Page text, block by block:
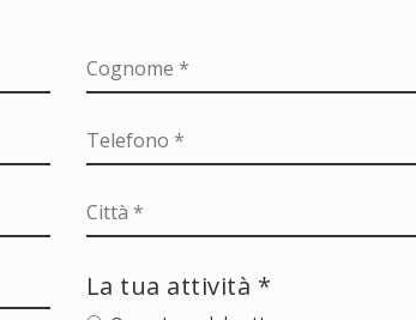
La tua attività *